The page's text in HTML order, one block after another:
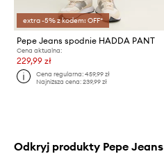
extra -5% z kodem: OFF*
Pepe Jeans spodnie HADDA PANT
Cena aktualna:
229,99 zł
Cena regularna:459,99 zł
Najniższa cena:239,99 zł
Odkryj produkty Pepe Jeans